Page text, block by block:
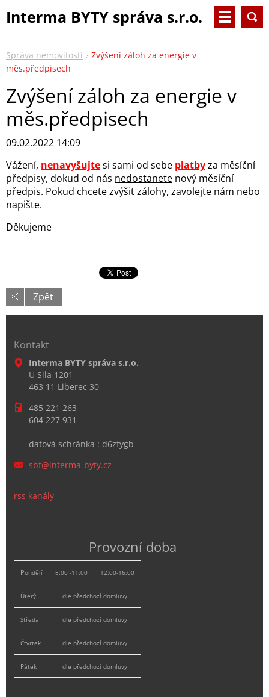
Interma BYTY správa s.r.o.
Správa nemovitostí
Zvýšení záloh za energie v
měs.předpisech
Zvýšení záloh za energie v
měs.předpisech
09.02.2022 14:09
Vážení, nenavyšujtesi sami od sebe platbyza měsíční
předpisy, dokud od nás nedostanete nový měsíční
předpis. Pokud chcete zvýšit zálohy, zavolejte nám nebo
napište.
Děkujeme
Zpět
Kontakt
Interma BYTY správa s.r.o.
U Sila 1201
463 11 Liberec 30
485 221 263
604 227 931
datová schránka : d6zfygb
sbf@interma-byty.cz
rss kanály
Provozní doba
Pondělí 8:00 -11:00 12:00-16:00
Úterý dle předchozí domluvy
Středa dle předchozí domluvy
Čtvrtek dle předchozí domluvy
Pátek dle předchozí domluvy